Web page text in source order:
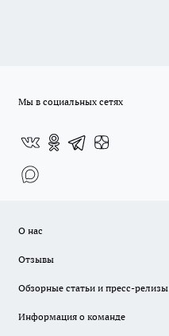
Мы в социальных сетях
О нас
Отзывы
Обзорные статьи и пресс-релизы
Информация о команде